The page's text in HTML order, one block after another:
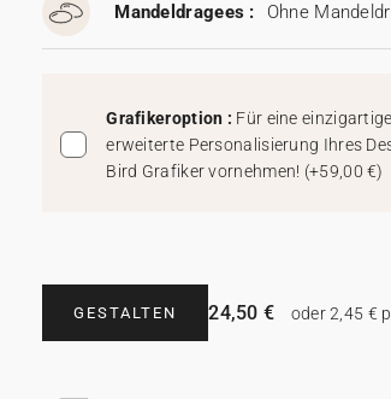
Mandeldragees : Ohne
Grafikeroption : Für eine
erweiterte Personalisierung Ihres
Bird Grafiker vornehmen! (+59,00 €)
GESTALTEN 24,50 € oder 2,45 €